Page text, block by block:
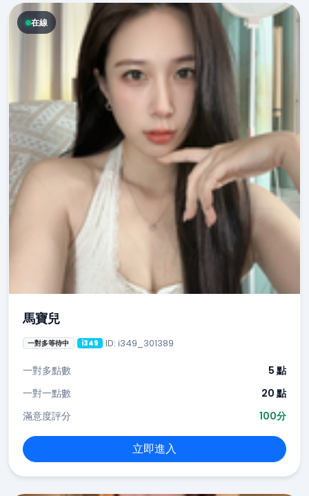
在線
馬寶兒
一對多等待中 i349 ID: i349_301389
一對多點數
5 點
一對一點數
20 點
滿意度評分
100分
立即進入